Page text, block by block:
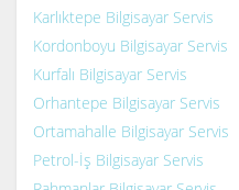
Karlıktepe Bilgisayar Servis
Kordonboyu Bilgisayar Servis
Kurfalı Bilgisayar Servis
Orhantepe Bilgisayar Servis
Ortamahalle Bilgisayar Servis
Petrol-İş Bilgisayar Servis